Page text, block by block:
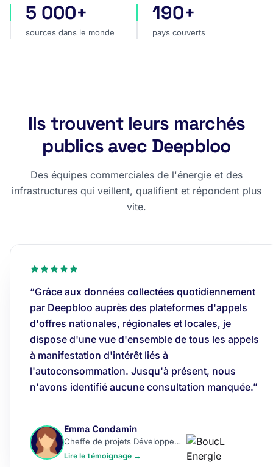
sources dans le monde
5 000+
sources dans le monde
pays couverts
190+
pays couverts
Ils trouvent leurs marchés
publics avec Deepbloo
Des équipes commerciales de l'énergie et des
infrastructures qui veillent, qualifient et répondent plus
vite.
“Grâce aux données collectées quotidiennement
par Deepbloo auprès des plateformes d'appels
d'offres nationales, régionales et locales, je
dispose d'une vue d'ensemble de tous les appels
à manifestation d'intérêt liés à
l'autoconsommation. Jusqu'à présent, nous
n'avons identifié aucune consultation manquée.”
Emma Condamin
Cheffe de projets Développement
Lire le témoignage →